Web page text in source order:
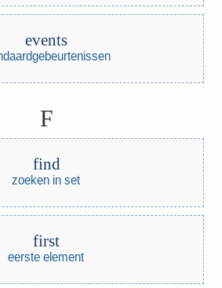
events
F
find
zoeken in set
first
eerste element